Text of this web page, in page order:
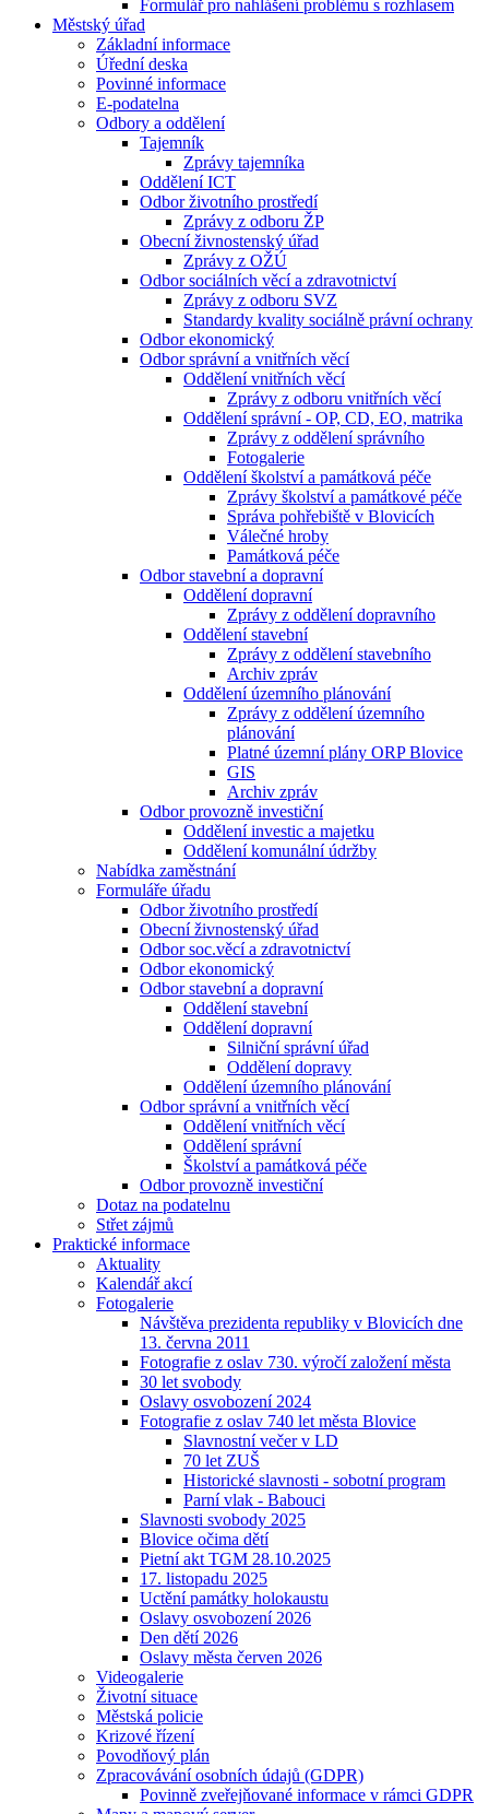
Formulář pro nahlášení problému s rozhlasem
Městský úřad
Základní informace
Úřední deska
Povinné informace
E-podatelna
Odbory a oddělení
Tajemník
Zprávy tajemníka
Oddělení ICT
Odbor životního prostředí
Zprávy z odboru ŽP
Obecní živnostenský úřad
Zprávy z OŽÚ
Odbor sociálních věcí a zdravotnictví
Zprávy z odboru SVZ
Standardy kvality sociálně právní ochrany
Odbor ekonomický
Odbor správní a vnitřních věcí
Oddělení vnitřních věcí
Zprávy z odboru vnitřních věcí
Oddělení správní - OP, CD, EO, matrika
Zprávy z oddělení správního
Fotogalerie
Oddělení školství a památková péče
Zprávy školství a památkové péče
Správa pohřebiště v Blovicích
Válečné hroby
Památková péče
Odbor stavební a dopravní
Oddělení dopravní
Zprávy z oddělení dopravního
Oddělení stavební
Zprávy z oddělení stavebního
Archiv zpráv
Oddělení územního plánování
Zprávy z oddělení územního
plánování
Platné územní plány ORP Blovice
GIS
Archiv zpráv
Odbor provozně investiční
Oddělení investic a majetku
Oddělení komunální údržby
Nabídka zaměstnání
Formuláře úřadu
Odbor životního prostředí
Obecní živnostenský úřad
Odbor soc.věcí a zdravotnictví
Odbor ekonomický
Odbor stavební a dopravní
Oddělení stavební
Oddělení dopravní
Silniční správní úřad
Oddělení dopravy
Oddělení územního plánování
Odbor správní a vnitřních věcí
Oddělení vnitřních věcí
Oddělení správní
Školství a památková péče
Odbor provozně investiční
Dotaz na podatelnu
Střet zájmů
Praktické informace
Aktuality
Kalendář akcí
Fotogalerie
Návštěva prezidenta republiky v Blovicích dne
13. června 2011
Fotografie z oslav 730. výročí založení města
30 let svobody
Oslavy osvobození 2024
Fotografie z oslav 740 let města Blovice
Slavnostní večer v LD
70 let ZUŠ
Historické slavnosti - sobotní program
Parní vlak - Babouci
Slavnosti svobody 2025
Blovice očima dětí
Pietní akt TGM 28.10.2025
17. listopadu 2025
Uctění památky holokaustu
Oslavy osvobození 2026
Den dětí 2026
Oslavy města červen 2026
Videogalerie
Životní situace
Městská policie
Krizové řízení
Povodňový plán
Zpracovávání osobních údajů (GDPR)
Povinně zveřejňované informace v rámci GDPR